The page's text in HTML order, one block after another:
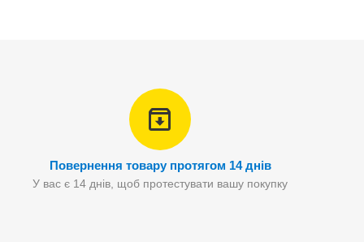
практичне, і разом з тим геніальний винахід, що є
комах.
Повернення товару протягом 14 днів
У вас є 14 днів, щоб протестувати вашу покупку